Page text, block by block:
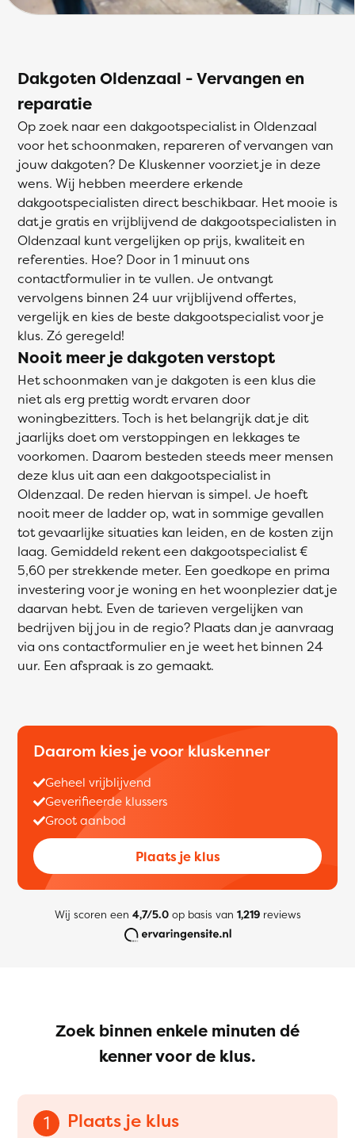
Dakgoten Oldenzaal - Vervangen en
reparatie
Op zoek naar een dakgootspecialist in Oldenzaal
voor het schoonmaken, repareren of vervangen van
jouw dakgoten? De Kluskenner voorziet je in deze
wens. Wij hebben meerdere erkende
dakgootspecialisten direct beschikbaar. Het mooie is
dat je gratis en vrijblijvend de dakgootspecialisten in
Oldenzaal kunt vergelijken op prijs, kwaliteit en
referenties. Hoe? Door in 1 minuut ons
contactformulier in te vullen. Je ontvangt
vervolgens binnen 24 uur vrijblijvend offertes,
vergelijk en kies de beste dakgootspecialist voor je
klus. Zó geregeld!
Nooit meer je dakgoten verstopt
Het schoonmaken van je dakgoten is een klus die
niet als erg prettig wordt ervaren door
woningbezitters. Toch is het belangrijk dat je dit
jaarlijks doet om verstoppingen en lekkages te
voorkomen. Daarom besteden steeds meer mensen
deze klus uit aan een dakgootspecialist in
Oldenzaal. De reden hiervan is simpel. Je hoeft
nooit meer de ladder op, wat in sommige gevallen
tot gevaarlijke situaties kan leiden, en de kosten zijn
laag. Gemiddeld rekent een dakgootspecialist €
5,60 per strekkende meter. Een goedkope en prima
investering voor je woning en het woonplezier dat je
daarvan hebt. Even de tarieven vergelijken van
bedrijven bij jou in de regio? Plaats dan je aanvraag
via ons contactformulier en je weet het binnen 24
uur. Een afspraak is zo gemaakt.
Daarom kies je voor kluskenner
Geheel vrijblijvend
Geverifieerde klussers
Groot aanbod
Plaats je klus
Wij scoren een 4,7/5.0op basis van 1,219reviews
Zoek binnen enkele minuten dé
kenner voor de klus.
1 Plaats je klus